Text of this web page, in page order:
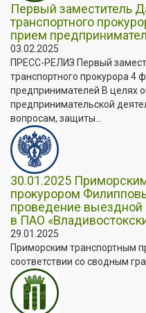
Первый заместитель
транспортного
прием
03.02.2025
ПРЕСС-РЕЛИЗ Первый
транспортного прокурора 4
предпринимателей В целях
предпринимательской
вопросам, защиты...
30.01.2025
прокурором
проведение
в ПАО
29.01.2025
Приморским транспортным
соответствии со сводным